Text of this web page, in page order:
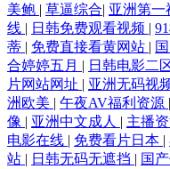
美鲍 | 草逼综合| 亚洲第一
线 | 日韩免费观看视频 |
蒂 | 免费直接看黄网站 |
合婷婷五月 | 日韩电影二
片网站网址 | 亚洲无码视
洲欧美 | 午夜AV福利资源 |
像 | 亚洲中文成人 | 主播
电影在线 | 免费看片日本 |
站 | 日韩无码无遮挡 | 国